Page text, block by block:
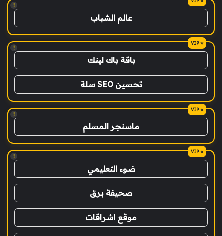
!
عالم الشباب
!
باقة باك لينك
تحسين SEO سلة
!
ماسنجر المسلم
!
ضوء التعليمي
صحيفة برق
موقع اشراقات